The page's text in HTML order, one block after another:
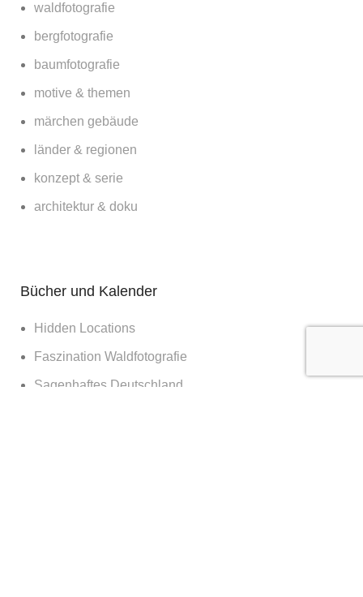
waldfotografie
bergfotografie
baumfotografie
motive & themen
märchen gebäude
länder & regionen
konzept & serie
architektur & doku
Bücher und Kalender
Hidden Locations
Faszination Waldfotografie
Sagenhaftes Deutschland